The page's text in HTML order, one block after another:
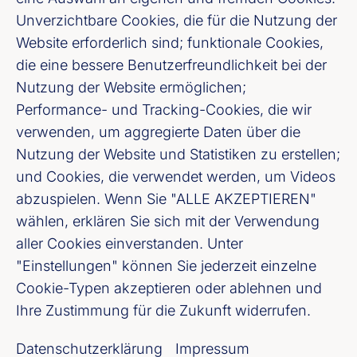
Basierend auf den heutigen
Geschäftsbeziehungen kennen
Geschäftsbanken den Bedarf der Kunden an
digitalem Geld am besten – sowohl der
Verbraucherinnen und Verbraucher als auch
der mit ihnen in Beziehung stehenden
Unternehmen. An diesem Bedarf sollten
sich die Anwendungsfälle für einen
digitalen Euro ausrichten. Die Identifizierung
und Priorisierung von Anwendungsfällen
sowie die sich daraus ergebende
technische Ausgestaltung der
Kundenangebote sollten daher den
Unverzichtbare Cookies, die für die Nutzung der
Website erforderlich sind; funktionale Cookies,
die eine bessere Benutzerfreundlichkeit bei der
Nutzung der Website ermöglichen;
Performance- und Tracking-Cookies, die wir
verwenden, um aggregierte Daten über die
Nutzung der Website und Statistiken zu erstellen;
und Cookies, die verwendet werden, um Videos
abzuspielen. Wenn Sie "ALLE AKZEPTIEREN"
wählen, erklären Sie sich mit der Verwendung
aller Cookies einverstanden. Unter
"Einstellungen" können Sie jederzeit einzelne
Cookie-Typen akzeptieren oder ablehnen und
Ihre Zustimmung für die Zukunft widerrufen.
Datenschutzerklärung Impressum